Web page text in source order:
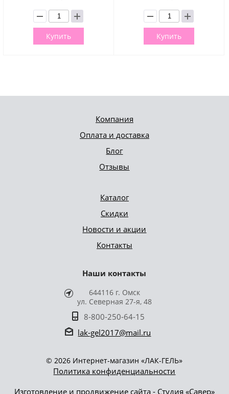
Купить Купить
Компания
Оплата и доставка
Блог
Отзывы
Каталог
Скидки
Новости и акции
Контакты
Наши контакты
644116 г. Омск
ул. Северная 27-я, 48
8-800-250-64-15
lak-gel2017@mail.ru
© 2026 Интернет-магазин «ЛАК-ГЕЛЬ»
Политика конфиденциальности
Изготовление и продвижение сайта - Студия «Савер»